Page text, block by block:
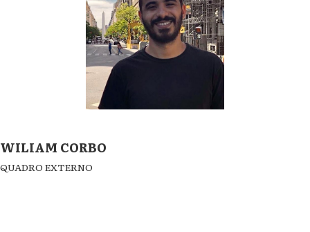
WILIAM CORBO
QUADRO EXTERNO